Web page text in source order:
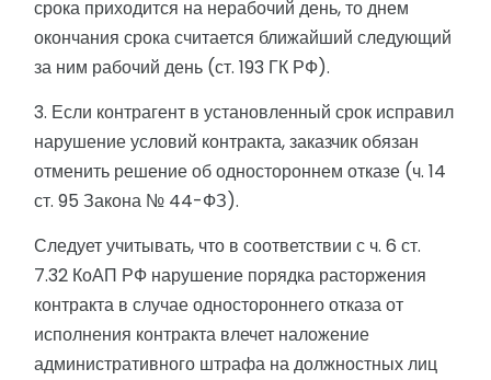
срока приходится на нерабочий день, то днем
окончания срока считается ближайший следующий
за ним рабочий день (ст. 193 ГК РФ).
3. Если контрагент в установленный срок исправил
нарушение условий контракта, заказчик обязан
отменить решение об одностороннем отказе (ч. 14
ст. 95 Закона № 44-ФЗ).
Следует учитывать, что в соответствии с ч. 6 ст.
7.32 КоАП РФ нарушение порядка расторжения
контракта в случае одностороннего отказа от
исполнения контракта влечет наложение
административного штрафа на должностных лиц